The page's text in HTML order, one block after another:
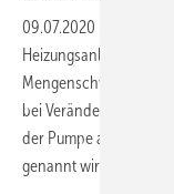
09.07.2020
Heizungsanlage
bei Veränderung des
der Pumpe auf ihrer
genanntwird...